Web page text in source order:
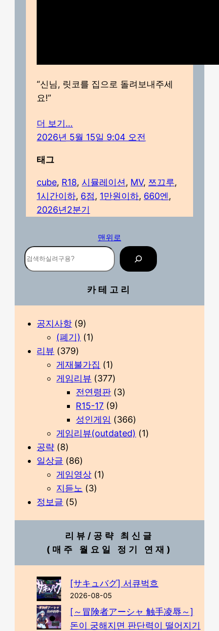
“신님, 릿코를 집으로 돌려보내주세
요!”
더 보기…
2026년 5월 15일 9:04 오전
태그
cube, R18, 시뮬레이션 , MV, 쯔끄루
1시간이하, 6점, 1만원이하, 660엔
2026년2분기
맨위로
카테고리
공지사항 (9)
(폐기) (1)
리뷰 (379)
게재불가집 (1)
게임리뷰 (377)
전연령판 (3)
R15-17 (9)
성인게임 (366)
게임리뷰(outdated) (1)
공략 (8)
일상글 (86)
게임영상 (1)
지듣노 (3)
정보글 (5)
리뷰/공략 최신글
(매주 월요일 정기 연재)
[サキュバグ] 서큐벅흐
2026-08-05
[～冒険者アーシャ 触手凌辱～]
돈이 궁해지면 판단력이 떨어지기